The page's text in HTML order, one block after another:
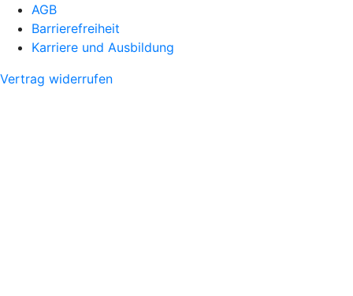
AGB
Barrierefreiheit
Karriere und Ausbildung
Vertrag widerrufen